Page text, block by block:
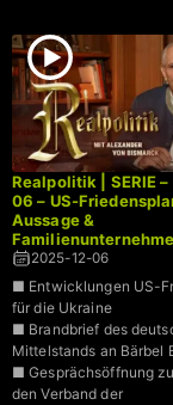
Realpolitik | SERIE
06 – US-
Aussage &
2025-12-06
■ Entwicklungen US-
für die Ukraine
■ Brandbrief des
Mittelstands an Bärbel
■ Gesprächsöffnung
den Verband der